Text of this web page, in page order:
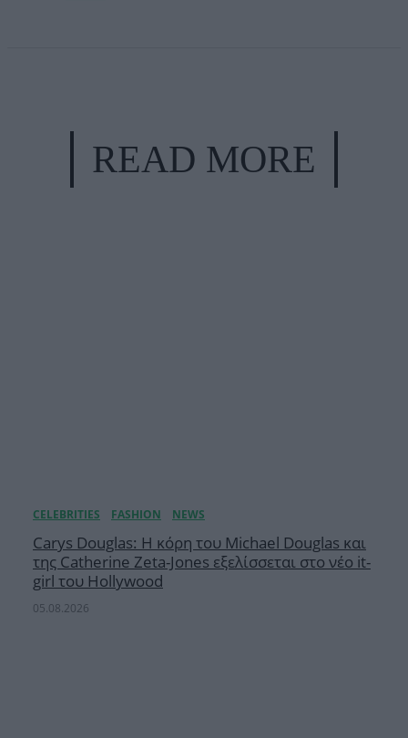
READ MORE
Carys Douglas: Η κόρη τoυ Michael Douglas και
της Catherine Zeta-Jones εξελίσσεται στο νέο it-
girl του Hollywood
05.08.2026